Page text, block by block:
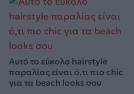
Αυτό το εύκολο hairstyle
παραλίας είναι ό,τι πιο chic
για τα beach looks σου